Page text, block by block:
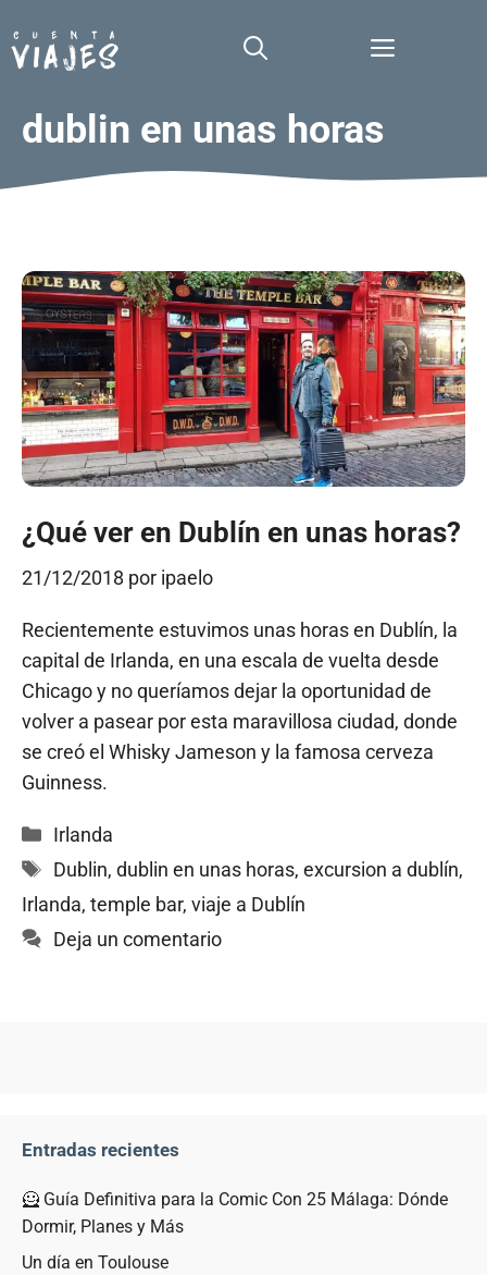
al
contenido
Menú
dublin en unas horas
¿Qué ver en Dublín en unas horas?
21/12/2018 por ipaelo
Recientemente estuvimos unas horas en Dublín, la
capital de Irlanda, en una escala de vuelta desde
Chicago y no queríamos dejar la oportunidad de
volver a pasear por esta maravillosa ciudad, donde
se creó el Whisky Jameson y la famosa cerveza
Guinness.
Categorías
Irlanda
Etiquetas
Dublin, dublin en unas horas, excursion a dublín,
Irlanda, temple bar, viaje a Dublín
Deja un comentario
Entradas recientes
🦸 Guía Definitiva para la Comic Con 25 Málaga: Dónde
Dormir, Planes y Más
Un día en Toulouse